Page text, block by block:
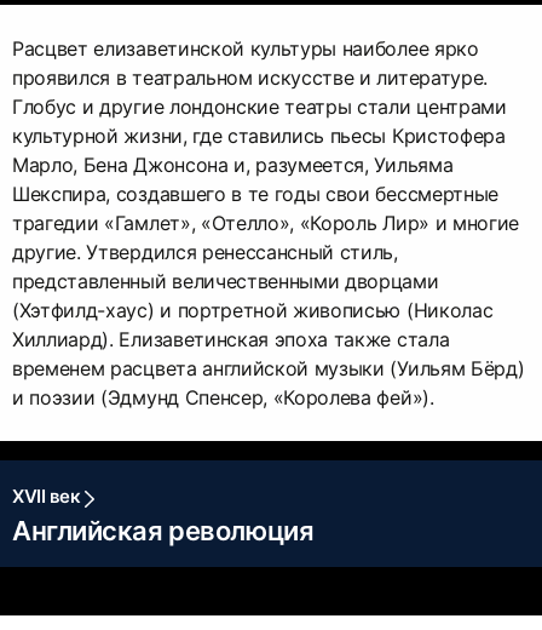
Расцвет елизаветинской культуры наиболее ярко
проявился в театральном искусстве и литературе.
Глобус и другие лондонские театры стали центрами
культурной жизни, где ставились пьесы Кристофера
Марло, Бена Джонсона и, разумеется, Уильяма
Шекспира, создавшего в те годы свои бессмертные
трагедии «Гамлет», «Отелло», «Король Лир» и многие
другие. Утвердился ренессансный стиль,
представленный величественными дворцами
(Хэтфилд-хаус) и портретной живописью (Николас
Хиллиард). Елизаветинская эпоха также стала
временем расцвета английской музыки (Уильям Бёрд)
и поэзии (Эдмунд Спенсер, «Королева фей»).
XVII век
Английская революция